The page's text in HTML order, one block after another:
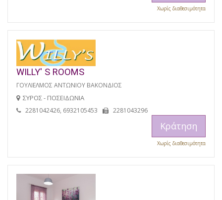
Χωρίς διαθεσιμότητα
WILLY' S ROOMS
ΓΟΥΛΙΕΛΜΟΣ ΑΝΤΩΝΙΟΥ ΒΑΚΟΝΔΙΟΣ
ΣΥΡΟΣ - ΠΟΣΕΙΔΩΝΙΑ
2281042426, 6932105453 2281043296
Κράτηση
Χωρίς διαθεσιμότητα